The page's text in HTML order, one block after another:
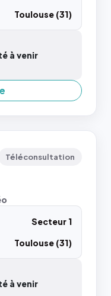
Toulouse (31)
à venir
Téléconsultation
Secteur 1
Toulouse (31)
à venir